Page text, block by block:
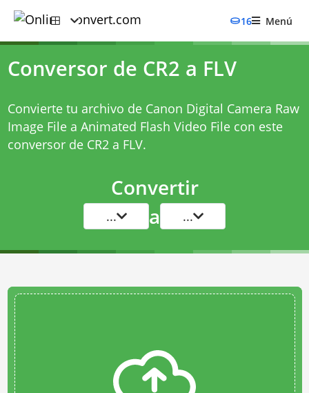
16 Menú
Conversor de CR2 a FLV
Convierte tu archivo de Canon Digital Camera Raw
Image File a Animated Flash Video File con este
conversor de CR2 a FLV.
Convertir
... a ...